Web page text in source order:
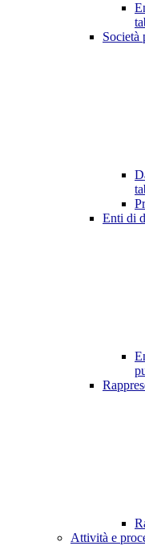
Società
Enti di
Attività e